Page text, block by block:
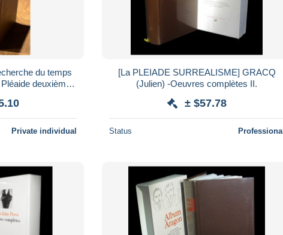
du temps
deuxième
Private individual
[La PLEIADE SURREALISME] GRACQ
(Julien) -Oeuvres complètes II.
± $57.78
Status Professional